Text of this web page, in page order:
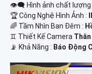
👁️‍🗨 Hình ảnh chất lượng
🏆 Công Nghệ Hình Ảnh :
🌈 Tầm Nhìn Ban Đêm :
♊ Thiết Kế Camera
️📡 Khả Năng : Báo Động